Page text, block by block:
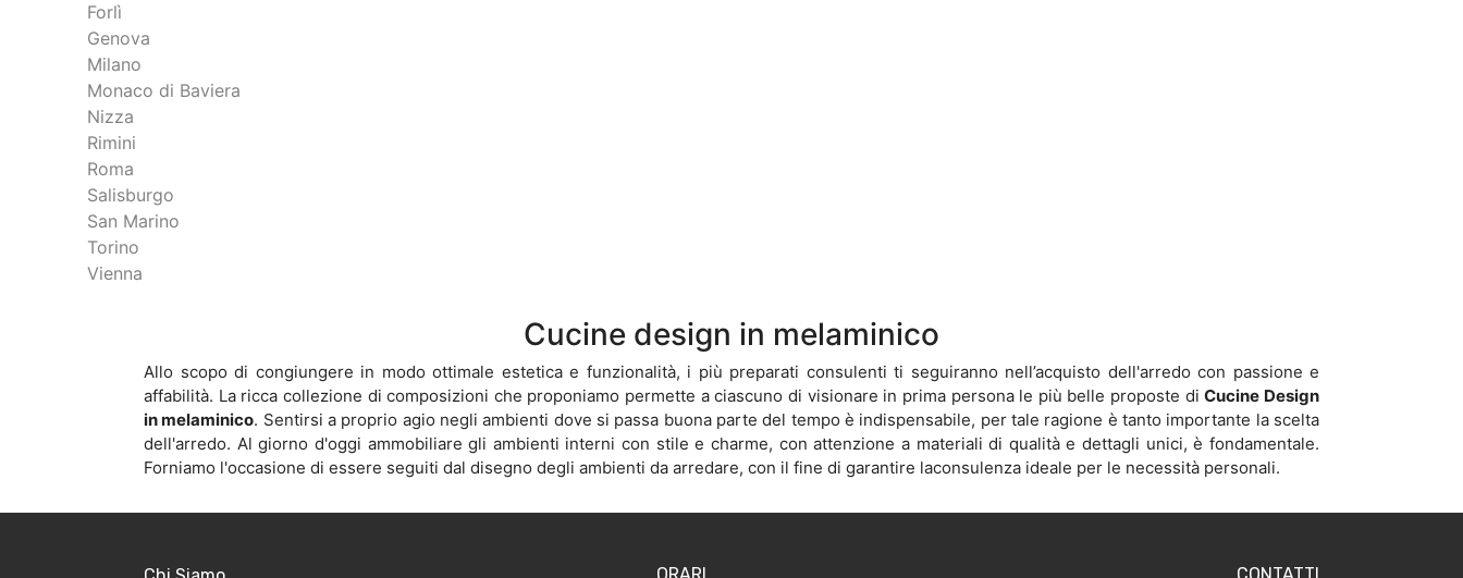
Forlì
Genova
Milano
Monaco di Baviera
Nizza
Rimini
Roma
Salisburgo
San Marino
Torino
Vienna
Cucine design in melaminico
Allo scopo di congiungere in modo ottimale estetica e funzionalità, i più preparati consulenti ti seguiranno nell’acquisto dell'arredo con passione e
affabilità. La ricca collezione di composizioni che proponiamo permette a ciascuno di visionare in prima persona le più belle proposte diCucine Design
in melaminico. Sentirsi a proprio agio negli ambienti dove si passa buona parte del tempo è indispensabile, per tale ragione è tanto importante la scelta
dell'arredo. Al giorno d'oggi ammobiliare gli ambienti interni con stile e charme, con attenzione a materiali di qualità e dettagli unici, è fondamentale.
Forniamo l'occasione di essere seguiti dal disegno degli ambienti da arredare, con il fine di garantire laconsulenza ideale per le necessità personali.